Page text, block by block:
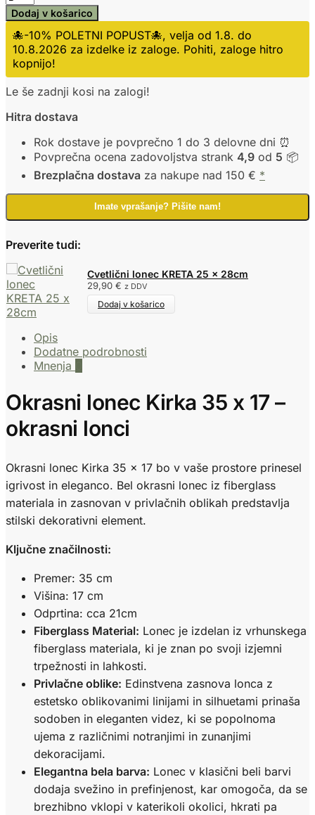
Dodaj v košarico
🐙-10% POLETNI POPUST🐙, velja od 1.8. do
10.8.2026 za izdelke iz zaloge. Pohiti, zaloge hitro
kopnijo!
Le še zadnji kosi na zalogi!
Hitra dostava
Rok dostave je povprečno 1 do 3 delovne dni ⏰
Povprečna ocena zadovoljstva strank 4,9 od 5 📦
Brezplačna dostava za nakupe nad 150 € *
Imate vprašanje? Pišite nam!
Preverite tudi:
Cvetlični lonec KRETA 25 x 28cm
29,90 € z DDV
Dodaj v košarico
Opis
Dodatne podrobnosti
Mnenja
Okrasni lonec Kirka 35 x 17 –
okrasni lonci
Okrasni lonec Kirka 35 x 17 bo v vaše prostore prinesel
igrivost in eleganco. Bel okrasni lonec iz fiberglass
materiala in zasnovan v privlačnih oblikah predstavlja
stilski dekorativni element.
Ključne značilnosti:
Premer: 35 cm
Višina: 17 cm
Odprtina: cca 21cm
Fiberglass Material: Lonec je izdelan iz vrhunskega
fiberglass materiala, ki je znan po svoji izjemni
trpežnosti in lahkosti.
Privlačne oblike: Edinstvena zasnova lonca z
estetsko oblikovanimi linijami in silhuetami prinaša
sodoben in eleganten videz, ki se popolnoma
ujema z različnimi notranjimi in zunanjimi
dekoracijami.
Elegantna bela barva: Lonec v klasični beli barvi
dodaja svežino in prefinjenost, kar omogoča, da se
brezhibno vklopi v katerikoli okolici, hkrati pa